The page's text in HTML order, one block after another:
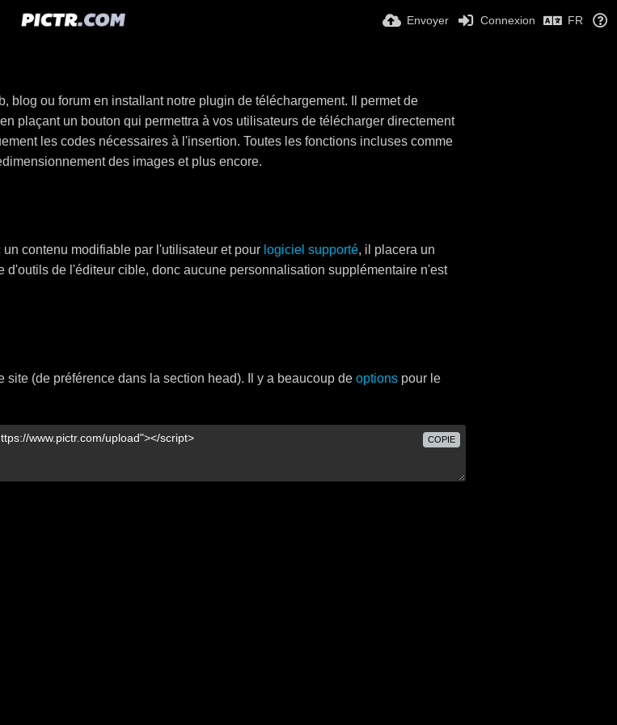
Envoyer Connexion FR
blog ou forum en installant notre plugin de téléchargement. Il permet de
plaçant un bouton qui permettra à vos utilisateurs de télécharger directement
les codes nécessaires à l'insertion. Toutes les fonctions incluses comme
des images et plus encore.
contenu modifiable par l'utilisateur et pour logiciel supporté, il placera un
d'outils de l'éditeur cible, donc aucune personnalisation supplémentaire n'est
(de préférence dans la section head). Il y a beaucoup de options pour le
COPIE